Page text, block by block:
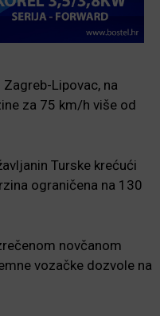
Lipovac, na
za 75 km/h više od
Turske krećući
ograničena na 130
novčanom
vozačke dozvole na